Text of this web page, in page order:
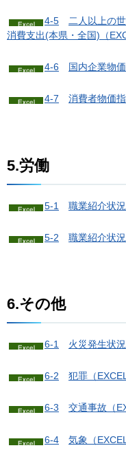
4-5 二 人以上の
消費支出(本県・全国)（
4-6 国内企業物
4-7 消費者物価
5.労働
5-1 職業紹介状況
5-2 職業紹介状況
6.その他
6-1 火災発生状
6-2 犯罪（
6-3 交通事故（
6-4 気象（